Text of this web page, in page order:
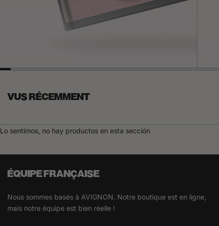
VUS RÉCEMMENT
Lo sentimos, no hay productos en esta sección
ÉQUIPE FRANÇAISE
Nous sommes basés à AVIGNON. Notre boutique est en ligne,
mais notre équipe est bien réelle !